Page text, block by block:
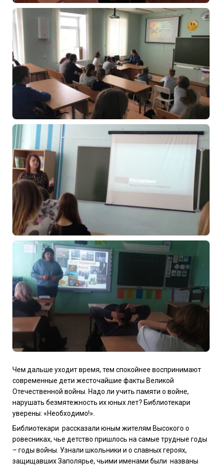
Чем дальше уходит время, тем спокойнее воспринимают
современные дети жесточайшие факты Великой
Отечественной войны. Надо ли учить памяти о войне,
нарушать безмятежность их юных лет? Библиотекари
уверены: «Необходимо!».
Библиотекари рассказали юным жителям Высокого о
ровесниках, чье детство пришлось на самые трудные годы
– годы войны. Узнали школьники и о славных героях,
защищавших Заполярье, чьими именами были названы